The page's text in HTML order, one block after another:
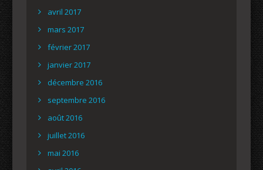
avril 2017
mars 2017
février 2017
janvier 2017
décembre 2016
septembre 2016
août 2016
juillet 2016
mai 2016